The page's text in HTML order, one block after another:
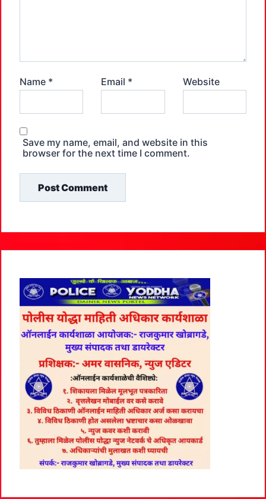
Name * Email * Website
Save my name, email, and website in this
browser for the next time I comment.